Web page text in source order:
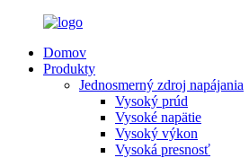
Domov
Produkty
Jednosmerný zdroj napájania
Vysoký prúd
Vysoké napätie
Vysoký výkon
Vysoká presnosť